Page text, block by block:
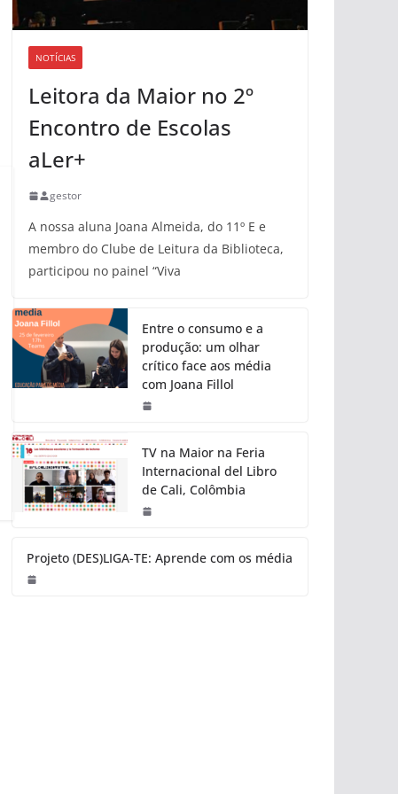
NOTÍCIAS
Leitora da Maior no 2º
Encontro de Escolas
aLer+
gestor
A nossa aluna Joana Almeida, do 11º E e
membro do Clube de Leitura da Biblioteca,
participou no painel “Viva
Entre o consumo e a
produção: um olhar
crítico face aos média
com Joana Fillol
TV na Maior na Feria
Internacional del Libro
de Cali, Colômbia
Projeto (DES)LIGA-TE: Aprende com os média